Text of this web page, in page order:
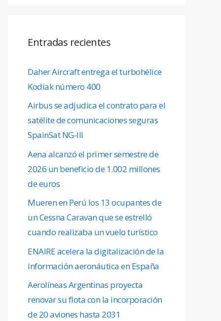
Entradas recientes
Daher Aircraft entrega el turbohélice
Kodiak número 400
Airbus se adjudica el contrato para el
satélite de comunicaciones seguras
SpainSat NG-III
Aena alcanzó el primer semestre de
2026 un beneficio de 1.002 millones
de euros
Mueren en Perú los 13 ocupantes de
un Cessna Caravan que se estrelló
cuando realizaba un vuelo turístico
ENAIRE acelera la digitalización de la
información aeronáutica en España
Aerolíneas Argentinas proyecta
renovar su flota con la incorporación
de 20 aviones hasta 2031